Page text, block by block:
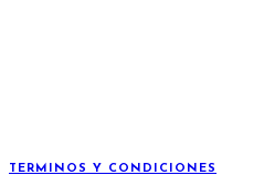
TERMINOS Y CONDICIONES